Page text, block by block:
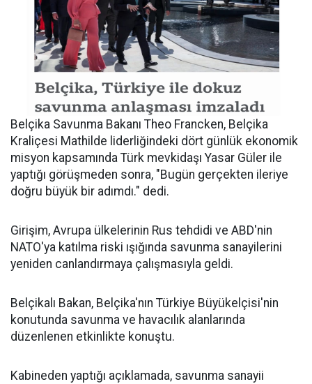
Belçika Savunma Bakanı Theo Francken, Belçika
Kraliçesi Mathilde liderliğindeki dört günlük ekonomik
misyon kapsamında Türk mevkidaşı Yasar Güler ile
yaptığı görüşmeden sonra, "Bugün gerçekten ileriye
doğru büyük bir adımdı." dedi.
Girişim, Avrupa ülkelerinin Rus tehdidi ve ABD'nin
NATO'ya katılma riski ışığında savunma sanayilerini
yeniden canlandırmaya çalışmasıyla geldi.
Belçikalı Bakan, Belçika'nın Türkiye Büyükelçisi'nin
konutunda savunma ve havacılık alanlarında
düzenlenen etkinlikte konuştu.
Kabineden yaptığı açıklamada, savunma sanayii